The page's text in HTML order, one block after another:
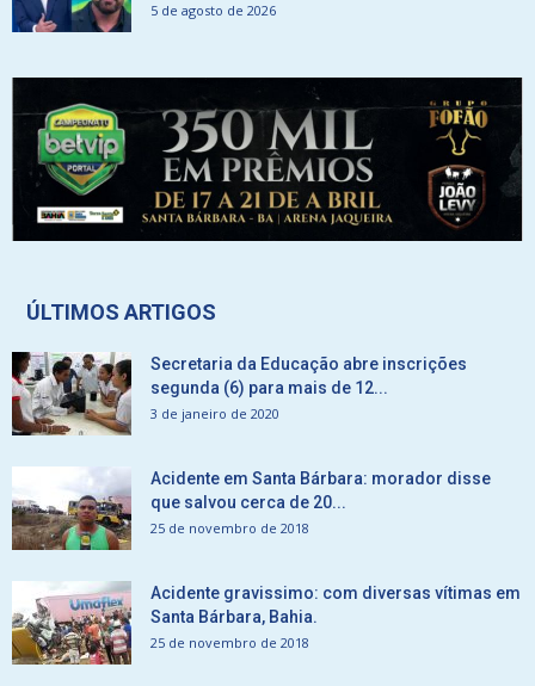
5 de agosto de 2026
ÚLTIMOS ARTIGOS
Secretaria da Educação abre inscrições
segunda (6) para mais de 12...
3 de janeiro de 2020
Acidente em Santa Bárbara: morador disse
que salvou cerca de 20...
25 de novembro de 2018
Acidente gravissimo: com diversas vítimas em
Santa Bárbara, Bahia.
25 de novembro de 2018